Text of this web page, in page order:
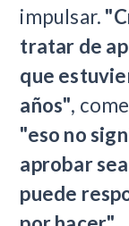
impulsar.
tratar de
que
años",
"eso no
aprobar
puede